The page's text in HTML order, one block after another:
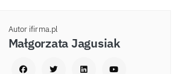
Autor ifirma.pl
Małgorzata Jagusiak